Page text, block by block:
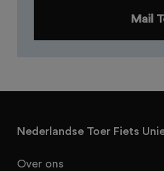
Mail
Nederlandse Toer Fiets
Over ons